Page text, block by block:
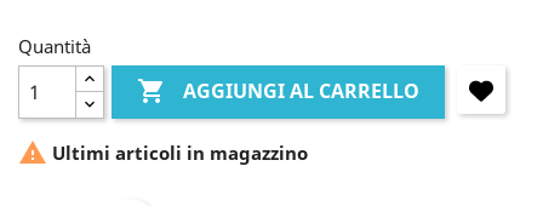
Quantità
 AGGIUNGI AL CARRELLO
 Ultimi articoli in magazzino